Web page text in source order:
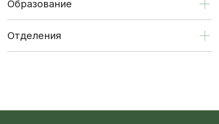
Образование
Отделения